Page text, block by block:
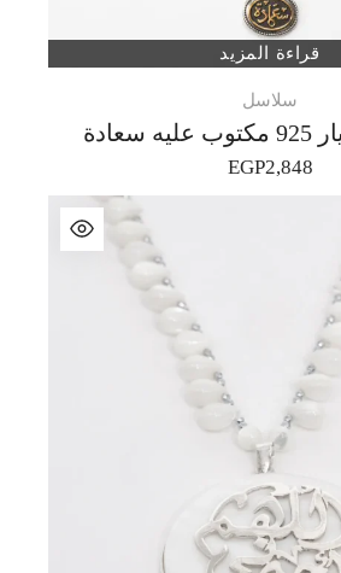
قراءة المزيد
سلاسل
EGP2,848